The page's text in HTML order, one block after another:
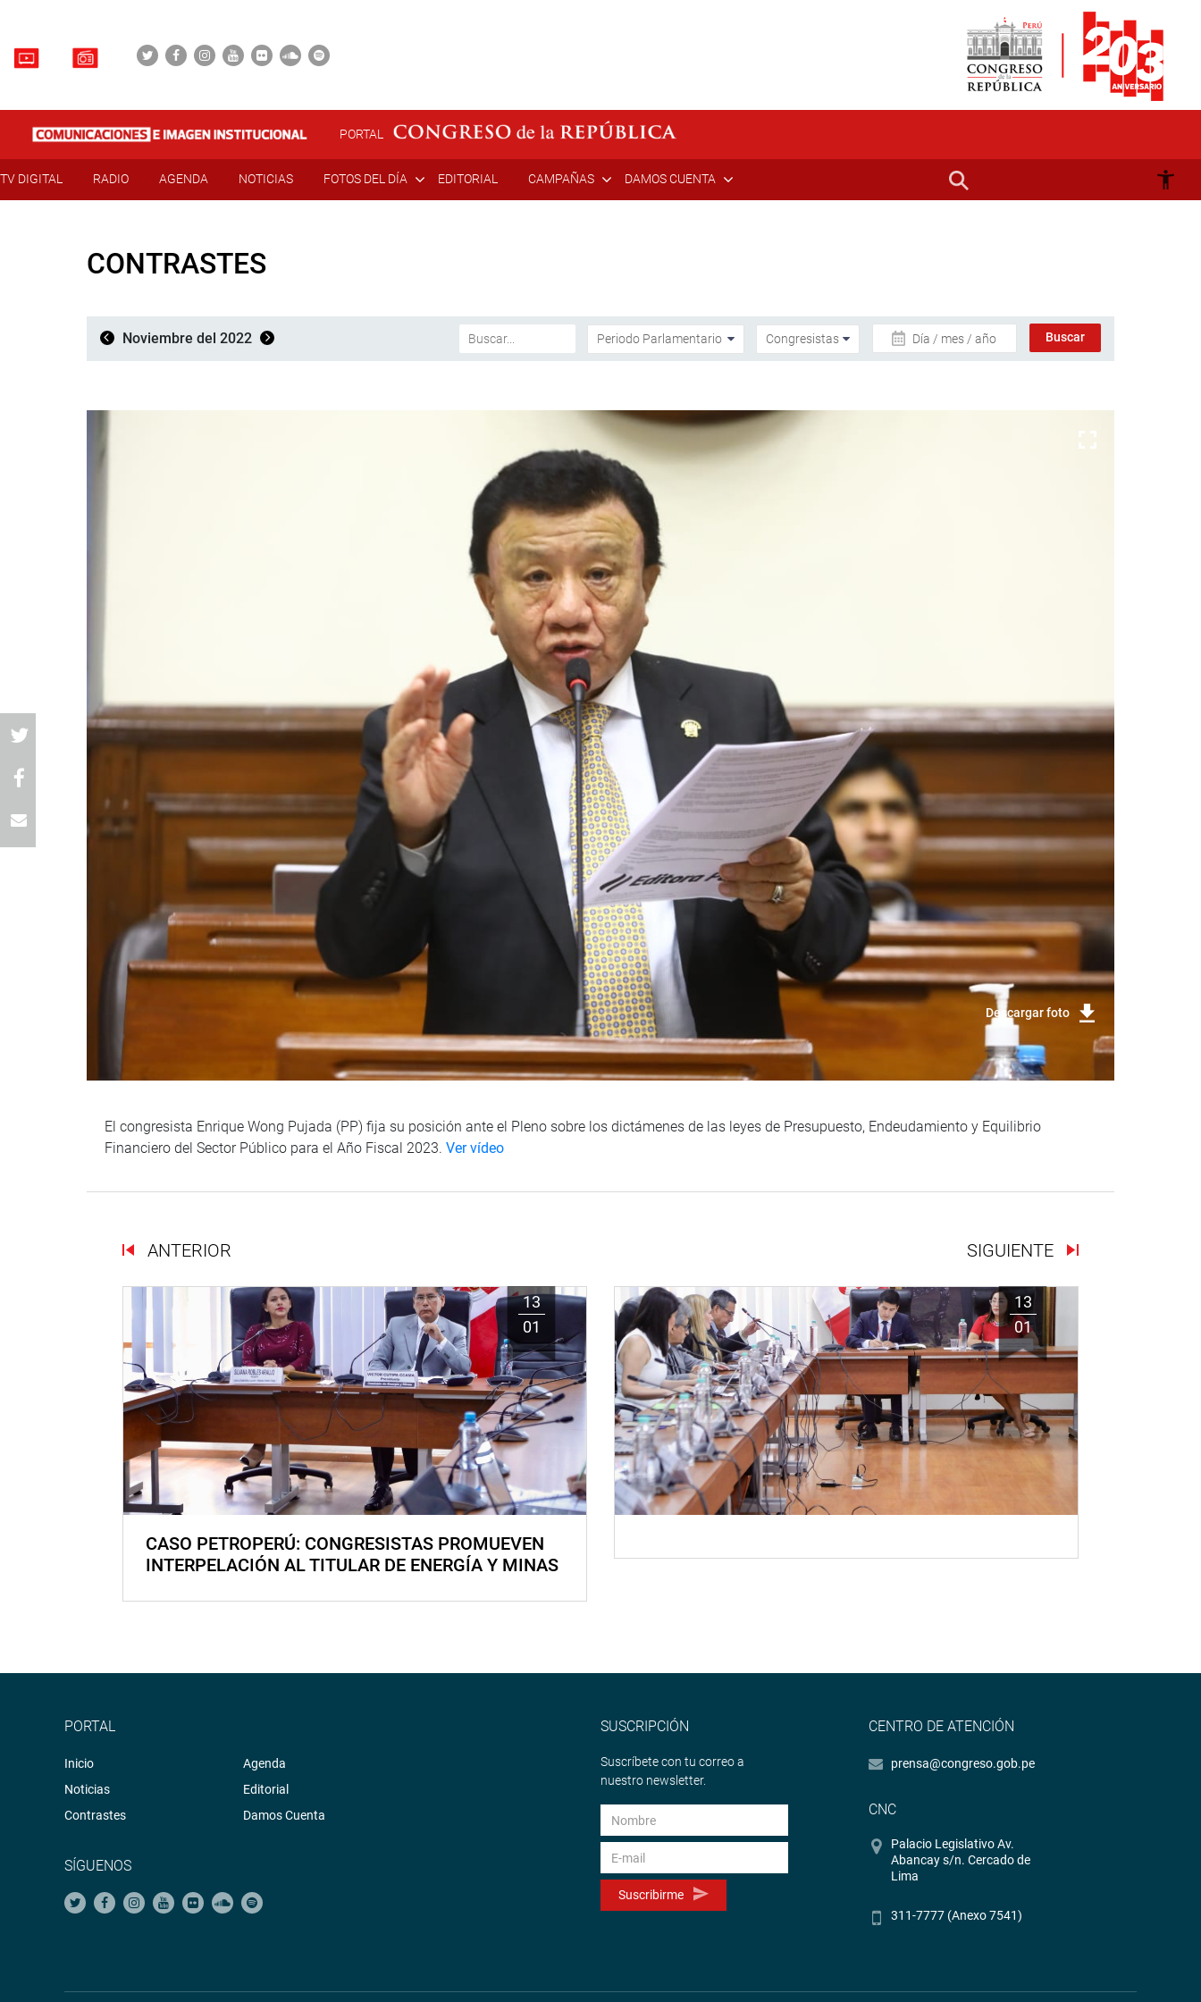
PORTAL
TV DIGITAL RADIO AGENDA NOTICIAS FOTOS DEL DÍA EDITORIAL CAMPAÑAS DAMOS CUENTA
CONTRASTES
Noviembre del 2022 Día / mes / año
Descargar foto
El congresista Enrique Wong Pujada (PP) fija su posición ante el Pleno sobre los dictámenes de las leyes de Presupuesto, Endeudamiento y Equilibrio
Financiero del Sector Público para el Año Fiscal 2023. Ver vídeo
ANTERIOR SIGUIENTE
13
01
CASO PETROPERÚ: CONGRESISTAS PROMUEVEN
INTERPELACIÓN AL TITULAR DE ENERGÍA Y MINAS
13
01
PORTAL
Inicio
Noticias
Contrastes
Agenda
Editorial
Damos Cuenta
SÍGUENOS
SUSCRIPCIÓN
Suscríbete con tu correo a
nuestro newsletter.
Suscribirme
CENTRO DE ATENCIÓN
prensa@congreso.gob.pe
CNC
Palacio Legislativo Av.
Abancay s/n. Cercado de
Lima
311-7777 (Anexo 7541)